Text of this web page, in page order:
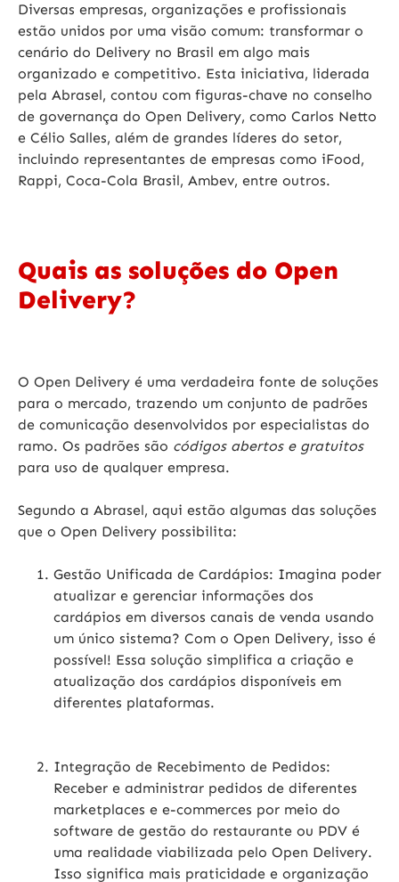
Diversas empresas, organizações e profissionais
estão unidos por uma visão comum: transformar o
cenário do Delivery no Brasil em algo mais
organizado e competitivo. Esta iniciativa, liderada
pela Abrasel, contou com figuras-chave no conselho
de governança do Open Delivery, como Carlos Netto
e Célio Salles, além de grandes líderes do setor,
incluindo representantes de empresas como iFood,
Rappi, Coca-Cola Brasil, Ambev, entre outros.
Quais as soluções do Open
Delivery?
O Open Delivery é uma verdadeira fonte de soluções
para o mercado, trazendo um conjunto de padrões
de comunicação desenvolvidos por especialistas do
ramo. Os padrões são códigos abertos e gratuitos
para uso de qualquer empresa.
Segundo a Abrasel, aqui estão algumas das soluções
que o Open Delivery possibilita:
Gestão Unificada de Cardápios: Imagina poder
atualizar e gerenciar informações dos
cardápios em diversos canais de venda usando
um único sistema? Com o Open Delivery, isso é
possível! Essa solução simplifica a criação e
atualização dos cardápios disponíveis em
diferentes plataformas.
Integração de Recebimento de Pedidos:
Receber e administrar pedidos de diferentes
marketplaces e e-commerces por meio do
software de gestão do restaurante ou PDV é
uma realidade viabilizada pelo Open Delivery.
Isso significa mais praticidade e organização